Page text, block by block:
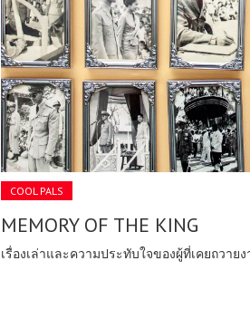
COOL PALS
MEMORY OF THE KING
เรื่องเล่าและความประทับใจของผู้ที่เคยถวา